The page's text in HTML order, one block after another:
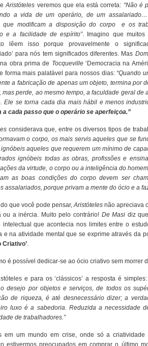
Aristóteles veremos que ela está correta: “Não é
a vida de um operário, de um
que modificam a disposição do corpo e os
e a facilidade de espírito”. Imagino que muitos
lêem isso porque provavelmente o
para nós tem significados diferentes. Mas
obra prima de Tocqueville‘Democracia na
forma mais palatável para nossos dias: “Quando
a fabricação de apenas um objeto, termina por
mas perde, ao mesmo tempo, a faculdade geral
Ele se torna cada dia mais hábil e menos
a cada passo que o operário se aperfeiçoa.”
considerava que, entre os diversos tipos de
o corpo, os mais servis aqueles que se
aqueles que requerem um mínimo de
ignóbeis todas as obras, profissões e
da virtude, o corpo ou a inteligência do
as boas condições do corpo devem ser
assalariados, porque privam a mente do ócio e a
que você pode pensar,Aristóteles não apreciava
ou a inércia. Muito pelo contrário! De Masi diz
intelectual que acontecia nos limites entre o
e na atividade mental que se exprime através da
Criativo’.
é possível dedicar-se ao ócio criativo sem morrer
e para os ‘clássicos’ a resposta é simples:
desejo por objetos e serviços, de todos os
de riqueza, é até desnecessário dizer; a
luxo é a sabedoria. Reduzida a necessidade
de trabalhadores.”
em um mundo em crise, onde só a
estivermos preocupados em comprar o último